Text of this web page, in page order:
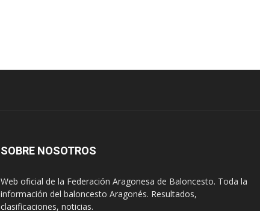
SOBRE NOSOTROS
Web oficial de la Federación Aragonesa de Baloncesto. Toda la
información del baloncesto Aragonés. Resultados,
clasificaciones, noticias.